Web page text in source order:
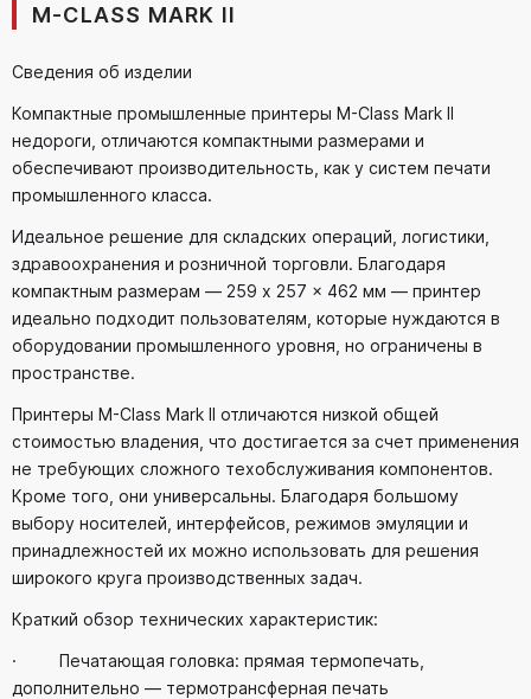
M-CLASS MARK II
Сведения об изделии
Компактные промышленные принтеры M-Class Mark II
недороги, отличаются компактными размерами и
обеспечивают производительность, как у систем печати
промышленного класса.
Идеальное решение для складских операций, логистики,
здравоохранения и розничной торговли. Благодаря
компактным размерам — 259 x 257 x 462 мм — принтер
идеально подходит пользователям, которые нуждаются в
оборудовании промышленного уровня, но ограничены в
пространстве.
Принтеры M-Class Mark II отличаются низкой общей
стоимостью владения, что достигается за счет применения
не требующих сложного техобслуживания компонентов.
Кроме того, они универсальны. Благодаря большому
выбору носителей, интерфейсов, режимов эмуляции и
принадлежностей их можно использовать для решения
широкого круга производственных задач.
Краткий обзор технических характеристик:
· Печатающая головка: прямая термопечать,
дополнительно — термотрансферная печать